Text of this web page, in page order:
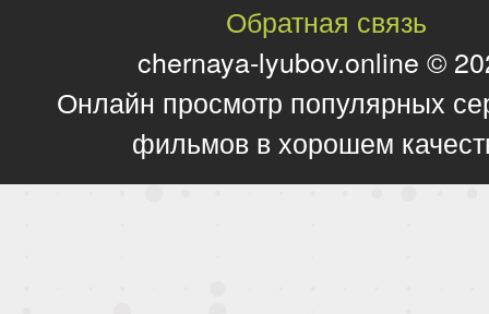
Обратная связь
chernaya-lyubov.online ©
Онлайн просмотр популярных
фильмов в хорошем